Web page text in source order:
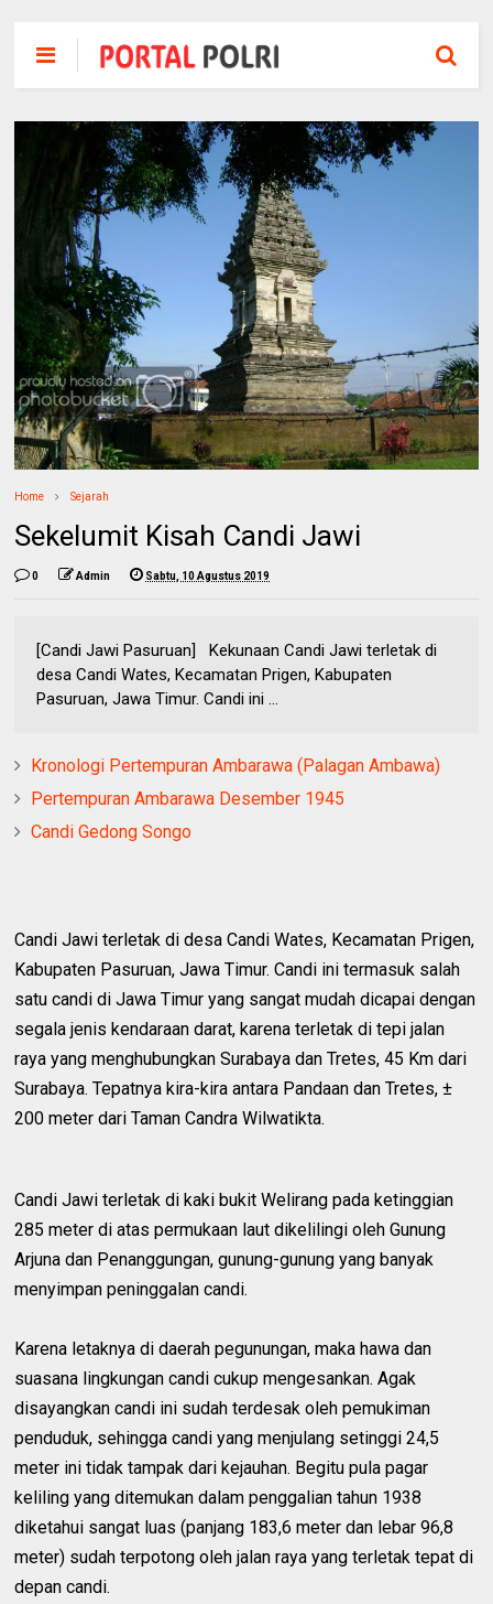
Home Sejarah
Sekelumit Kisah Candi Jawi
0 Admin Sabtu, 10 Agustus 2019
[Candi Jawi Pasuruan] Kekunaan Candi Jawi terletak di
desa Candi Wates, Kecamatan Prigen, Kabupaten
Pasuruan, Jawa Timur. Candi ini ...
Kronologi Pertempuran Ambarawa (Palagan Ambawa)
Pertempuran Ambarawa Desember 1945
Candi Gedong Songo
Candi Jawi terletak di desa Candi Wates, Kecamatan Prigen,
Kabupaten Pasuruan, Jawa Timur. Candi ini termasuk salah
satu candi di Jawa Timur yang sangat mudah dicapai dengan
segala jenis kendaraan darat, karena terletak di tepi jalan
raya yang menghubungkan Surabaya dan Tretes, 45 Km dari
Surabaya. Tepatnya kira-kira antara Pandaan dan Tretes, ±
200 meter dari Taman Candra Wilwatikta.
Candi Jawi terletak di kaki bukit Welirang pada ketinggian
285 meter di atas permukaan laut dikelilingi oleh Gunung
Arjuna dan Penanggungan, gunung-gunung yang banyak
menyimpan peninggalan candi.
Karena letaknya di daerah pegunungan, maka hawa dan
suasana lingkungan candi cukup mengesankan. Agak
disayangkan candi ini sudah terdesak oleh pemukiman
penduduk, sehingga candi yang menjulang setinggi 24,5
meter ini tidak tampak dari kejauhan. Begitu pula pagar
keliling yang ditemukan dalam penggalian tahun 1938
diketahui sangat luas (panjang 183,6 meter dan lebar 96,8
meter) sudah terpotong oleh jalan raya yang terletak tepat di
depan candi.